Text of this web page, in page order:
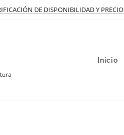
DE DISPONIBILIDAD Y PRECIO
Inicio